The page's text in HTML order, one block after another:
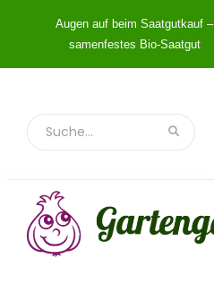
Augen auf beim Saatgutkauf –
samenfestes Bio-Saatgut